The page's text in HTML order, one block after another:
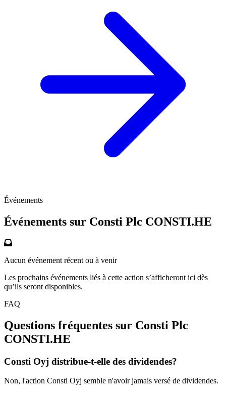
Événements
Événements sur Consti Plc CONSTI.HE
Aucun événement récent ou à venir
Les prochains événements liés à cette action s’afficheront ici dès
qu’ils seront disponibles.
FAQ
Questions fréquentes sur Consti Plc
CONSTI.HE
Consti Oyj distribue-t-elle des dividendes?
Non, l'action Consti Oyj semble n'avoir jamais versé de dividendes.